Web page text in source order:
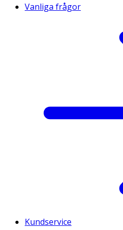
Vanliga frågor
Kundservice